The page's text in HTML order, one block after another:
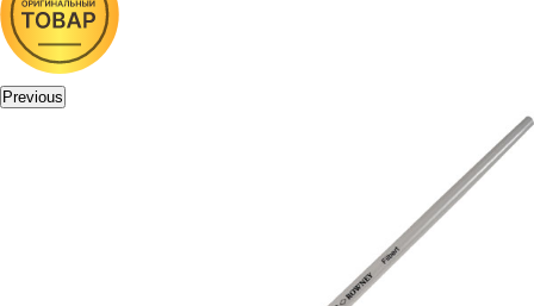
Previous